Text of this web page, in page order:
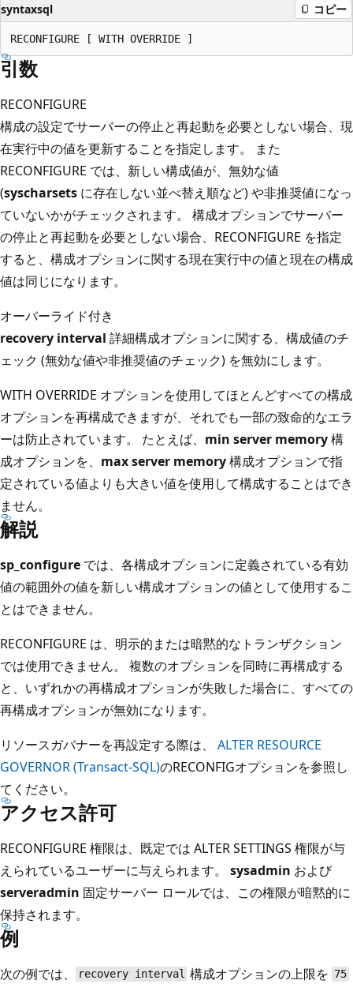
syntaxsql コピー
引数
RECONFIGURE
構成の設定でサーバーの停止と再起動を必要としない場合、現
在実行中の値を更新することを指定します。 また
RECONFIGURE では、新しい構成値が、無効な値
(syscharsets に存在しない並べ替え順など) や非推奨値になっ
ていないかがチェックされます。 構成オプションでサーバー
の停止と再起動を必要としない場合、RECONFIGURE を指定
すると、構成オプションに関する現在実行中の値と現在の構成
値は同じになります。
オーバーライド付き
recovery interval 詳細構成オプションに関する、構成値のチ
ェック (無効な値や非推奨値のチェック) を無効にします。
WITH OVERRIDE オプションを使用してほとんどすべての構成
オプションを再構成できますが、それでも一部の致命的なエラ
ーは防止されています。 たとえば、 min server memory構
成オプションを、 max server memory構成オプションで指
定されている値よりも大きい値を使用して構成することはでき
ません。
解説
sp_configure では、各構成オプションに定義されている有効
値の範囲外の値を新しい構成オプションの値として使用するこ
とはできません。
RECONFIGURE は、明示的または暗黙的なトランザクション
では使用できません。 複数のオプションを同時に再構成する
と、いずれかの再構成オプションが失敗した場合に、すべての
再構成オプションが無効になります。
リソースガバナーを再設定する際は、 ALTER RESOURCE
GOVERNOR (Transact-SQL)のRECONFIGオプションを参照し
てください。
アクセス許可
RECONFIGURE 権限は、既定では ALTER SETTINGS 権限が与
えられているユーザーに与えられます。 sysadmin および
serveradmin 固定サーバー ロールでは、この権限が暗黙的に
保持されます。
例
次の例では、 recovery interval 構成オプションの上限を 75